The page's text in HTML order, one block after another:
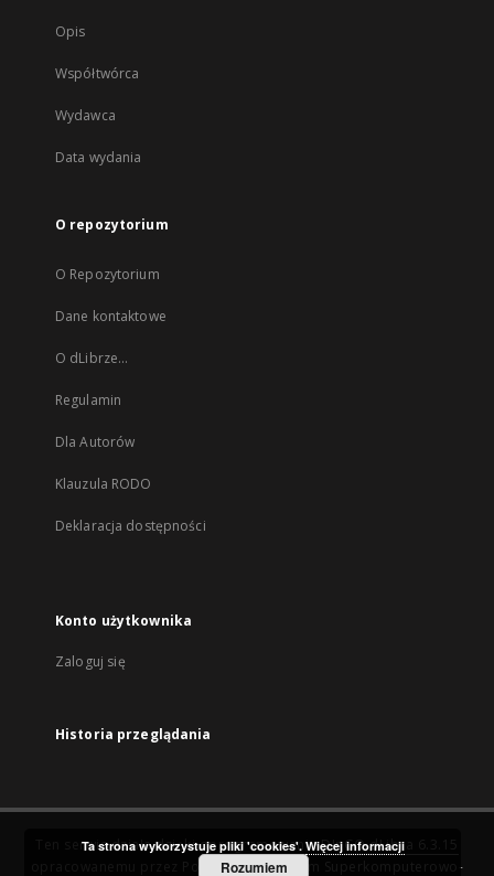
Opis
Współtwórca
Wydawca
Data wydania
O repozytorium
O Repozytorium
Dane kontaktowe
O dLibrze...
Regulamin
Dla Autorów
Klauzula RODO
Deklaracja dostępności
Konto użytkownika
Zaloguj się
Historia przeglądania
Ten serwis działa dzięki oprogramowaniuDInGO dLibra 6.3.15
Poznańskie Centrum Superkomputerowo-
Ta strona wykorzystuje pliki 'cookies'. Więcej informacji
Rozumiem